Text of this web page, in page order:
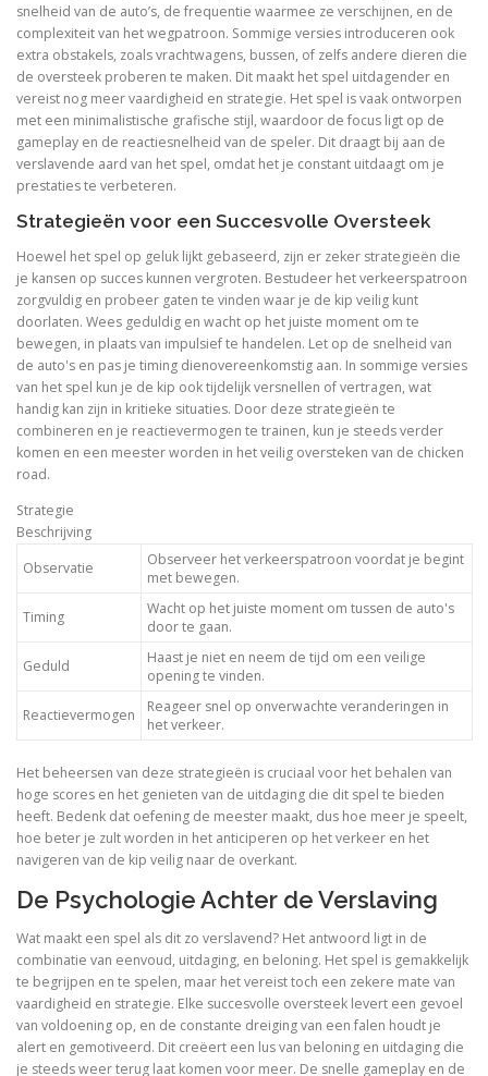
snelheid van de auto’s, de frequentie waarmee ze verschijnen, en de
complexiteit van het wegpatroon. Sommige versies introduceren ook
extra obstakels, zoals vrachtwagens, bussen, of zelfs andere dieren die
de oversteek proberen te maken. Dit maakt het spel uitdagender en
vereist nog meer vaardigheid en strategie. Het spel is vaak ontworpen
met een minimalistische grafische stijl, waardoor de focus ligt op de
gameplay en de reactiesnelheid van de speler. Dit draagt bij aan de
verslavende aard van het spel, omdat het je constant uitdaagt om je
prestaties te verbeteren.
Strategieën voor een Succesvolle Oversteek
Hoewel het spel op geluk lijkt gebaseerd, zijn er zeker strategieën die
je kansen op succes kunnen vergroten. Bestudeer het verkeerspatroon
zorgvuldig en probeer gaten te vinden waar je de kip veilig kunt
doorlaten. Wees geduldig en wacht op het juiste moment om te
bewegen, in plaats van impulsief te handelen. Let op de snelheid van
de auto's en pas je timing dienovereenkomstig aan. In sommige versies
van het spel kun je de kip ook tijdelijk versnellen of vertragen, wat
handig kan zijn in kritieke situaties. Door deze strategieën te
combineren en je reactievermogen te trainen, kun je steeds verder
komen en een meester worden in het veilig oversteken van de chicken
road.
Strategie
Beschrijving
Observatie
Observeer het verkeerspatroon voordat je begint
met bewegen.
Timing
Wacht op het juiste moment om tussen de auto's
door te gaan.
Geduld
Haast je niet en neem de tijd om een veilige
opening te vinden.
Reactievermogen
Reageer snel op onverwachte veranderingen in
het verkeer.
Het beheersen van deze strategieën is cruciaal voor het behalen van
hoge scores en het genieten van de uitdaging die dit spel te bieden
heeft. Bedenk dat oefening de meester maakt, dus hoe meer je speelt,
hoe beter je zult worden in het anticiperen op het verkeer en het
navigeren van de kip veilig naar de overkant.
De Psychologie Achter de Verslaving
Wat maakt een spel als dit zo verslavend? Het antwoord ligt in de
combinatie van eenvoud, uitdaging, en beloning. Het spel is gemakkelijk
te begrijpen en te spelen, maar het vereist toch een zekere mate van
vaardigheid en strategie. Elke succesvolle oversteek levert een gevoel
van voldoening op, en de constante dreiging van een falen houdt je
alert en gemotiveerd. Dit creëert een lus van beloning en uitdaging die
je steeds weer terug laat komen voor meer. De snelle gameplay en de